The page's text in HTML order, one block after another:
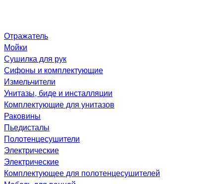
Отражатель
Мойки
Сушилка для рук
Сифоны и комплектующие
Измельчители
Унитазы, биде и инсталляции
Комплектующие для унитазов
Раковины
Пьедисталы
Полотенцесушители
Электрические
Электрические
Комплектующее для полотенцесушителей